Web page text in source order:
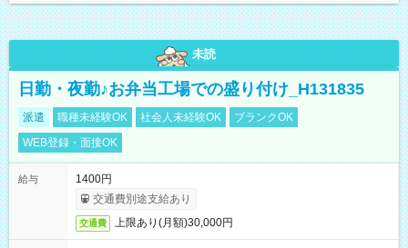
未読
日勤・夜勤♪お弁当工場での盛り付け_H131835
派遣 職種未経験OK 社会人未経験OK
ブランクOK
WEB登録・面接OK
給与
1400円
交通費別途支給あり
交通費 上限あり(月額)30,000円